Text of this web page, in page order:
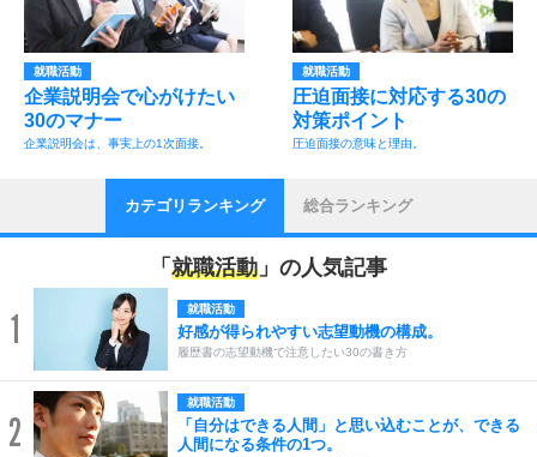
就職活動
企業説明会で心がけたい
30のマナー
企業説明会は、事実上の1次面接。
就職活動
圧迫面接に対応する30の
対策ポイント
圧迫面接の意味と理由。
カテゴリランキング 総合ランキング
「 就職活動 」の人気記事
1 就職活動
好感が得られやすい志望動機の構成。
履歴書の志望動機で注意したい30の書き方
2
就職活動
「自分はできる人間」と思い込むことが、できる
人間になる条件の1つ。